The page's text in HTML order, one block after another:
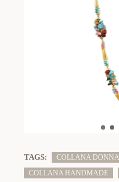
TAGS: COLLANA DONNA
COLLANA HANDMADE